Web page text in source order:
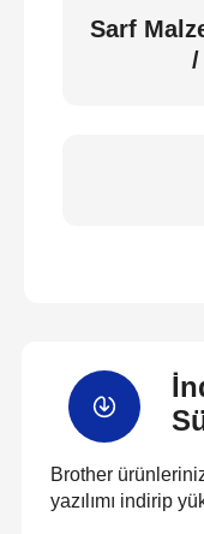
Sarf
/
Brother
yazılımı indirip